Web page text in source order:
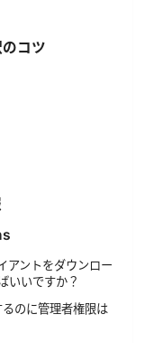
コツ
ントをダウンロー
いいですか？
のに管理者権限は